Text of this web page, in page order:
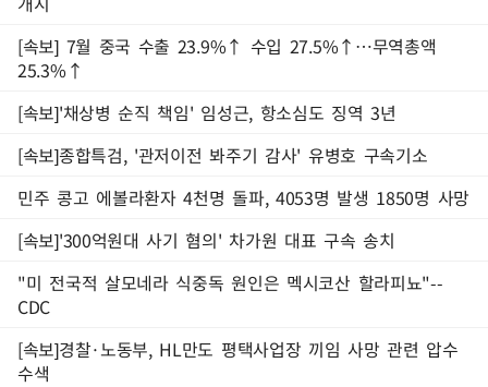
[속보] 7월 중국 수출 23.9%↑ 수입 27.5%↑…무역총액
25.3%↑
[속보]'채상병 순직 책임' 임성근, 항소심도 징역 3년
[속보]종합특검, '관저이전 봐주기 감사' 유병호 구속기소
민주 콩고 에볼라환자 4천명 돌파, 4053명 발생 1850명 사망
[속보]'300억원대 사기 혐의' 차가원 대표 구속 송치
"미 전국적 살모네라 식중독 원인은 멕시코산 할라피뇨"--
CDC
[속보]경찰·노동부, HL만도 평택사업장 끼임 사망 관련 압수
수색